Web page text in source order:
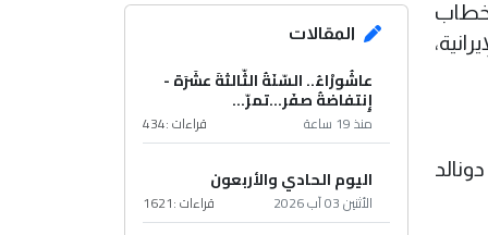
المقالات
عاشُورْاءُ.. السّنَةُ الثّالثةَ عشَرَة -
إِنتفاضةُ صفَر…تمرّ...
منذ 19 ساعة قراءات :434
اليوم الحادي والأربعون
الأثنين 03 آب 2026 قراءات :1621